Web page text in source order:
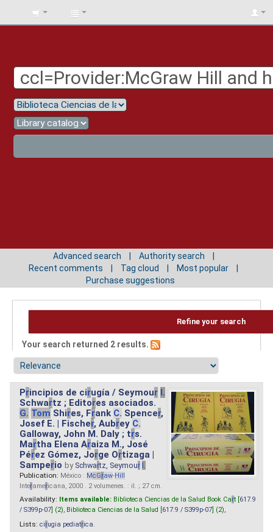
BIBLIOTECA
Advanced search
Authority search
Recent comments
Tag cloud
Most popular
Purchase suggestions
Refine your search
Your search returned 2 results.
Principios de cirugía / Seymour I.
Schwartz ; Editores asociados.
G. Tom Shires, Frank C. Spencer,
Josef E. | Fischer, Aubrey C.
Galloway, John M. Daly ; trs.
Martha Elena Araiza M., José
Pérez Gómez, Jorge Ortizaga |
Samperio by Schwartz, Seymour I.
Publication: México : McGraw-Hill
Interamericana, 2000 . 2 volumenes. : il. ; 27 cm.
Availability: Items available: Biblioteca Ciencias de la Salud Book Cart [ 617.9
/ S399p-07 ] (2), Biblioteca Ciencias de la Salud [ 617.9 / S399p-07 ] (2),
Lists: cirugia pediatrica